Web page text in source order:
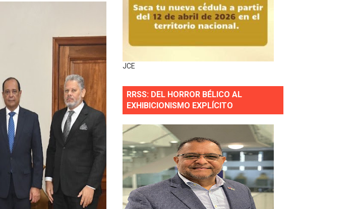
Abraham Lincoln y fallecer horas después
apagones en Santo Domingo Norte
Tensión en la Fernández Domínguez por apagones en Cayenas y Residencial Amalia
región Este
región Este
Cuaba recuperar su hogar tras incendio
ejecutiva de Fiduciaria Reservas.
transparencia
del proyecto Everest Tower en Piantini
JCE
RRSS: DEL HORROR BÉLICO AL
EXHIBICIONISMO EXPLÍCITO